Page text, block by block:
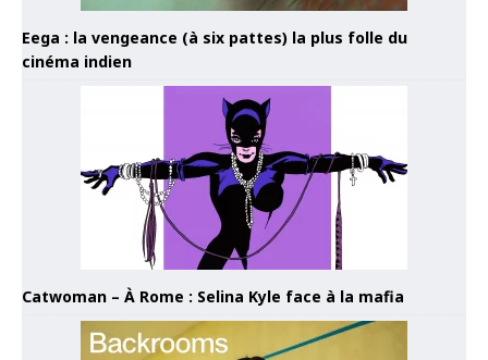
Eega : la vengeance (à six pattes) la plus folle du
cinéma indien
Catwoman – À Rome : Selina Kyle face à la mafia